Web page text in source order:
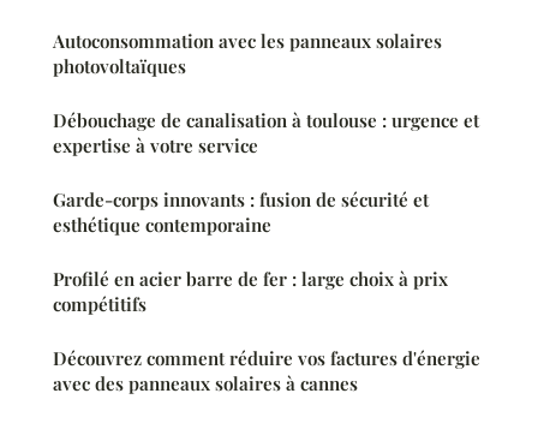
Autoconsommation avec les panneaux solaires
photovoltaïques
Débouchage de canalisation à toulouse : urgence et
expertise à votre service
Garde-corps innovants : fusion de sécurité et
esthétique contemporaine
Profilé en acier barre de fer : large choix à prix
compétitifs
Découvrez comment réduire vos factures d'énergie
avec des panneaux solaires à cannes